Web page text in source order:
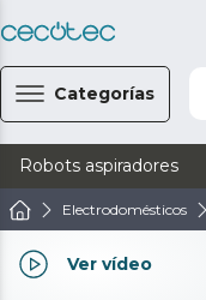
Categorías
Robots aspiradores
Electrodomésticos
Ver vídeo